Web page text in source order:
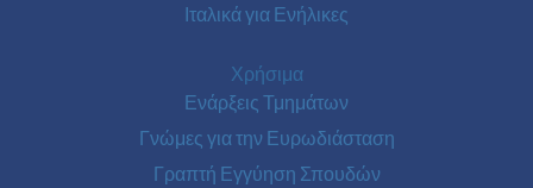
Ιταλικά για Ενήλικες
Χρήσιμα
Ενάρξεις Τμημάτων
Γνώμες για την Ευρωδιάσταση
Γραπτή Εγγύηση Σπουδών